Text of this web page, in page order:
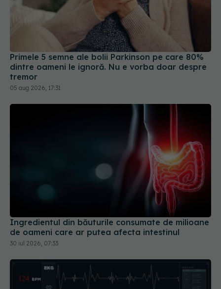
Primele 5 semne ale bolii Parkinson pe care 80%
dintre oameni le ignoră. Nu e vorba doar despre
tremor
05 aug 2026, 17:31
Ingredientul din băuturile consumate de milioane
de oameni care ar putea afecta intestinul
30 iul 2026, 07:33